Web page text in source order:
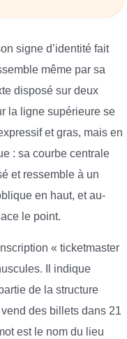
signe d’identité fait
même par sa
disposé sur deux
la ligne supérieure se
et gras, mais en
: sa courbe centrale
et ressemble à un
en haut, et au-
le point.
« ticketmaster
Il indique
de la structure
des billets dans 21
est le nom du lieu